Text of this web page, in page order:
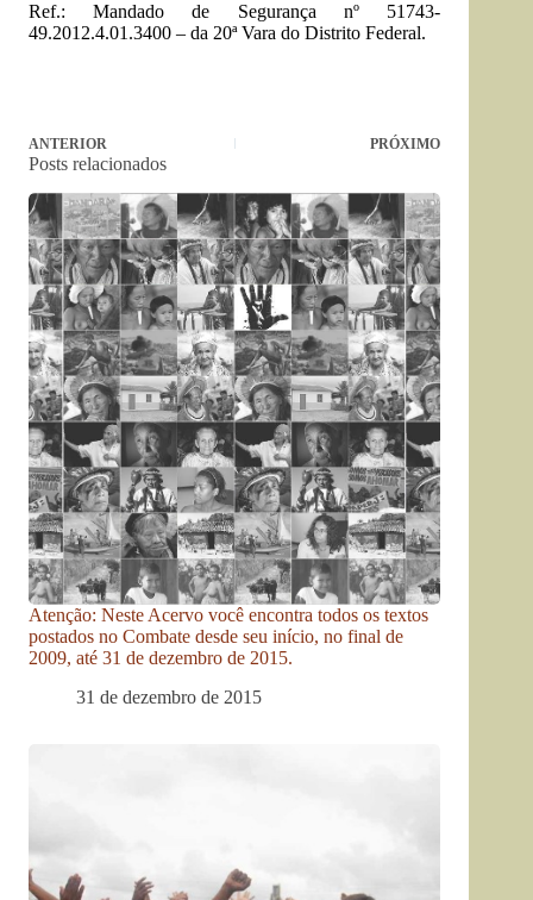
Ref.: Mandado de Segurança nº 51743-
49.2012.4.01.3400 – da 20ª Vara do Distrito Federal.
ANTERIOR PRÓXIMO
Posts relacionados
Atenção: Neste Acervo você encontra todos os textos
postados no Combate desde seu início, no final de
2009, até 31 de dezembro de 2015.
31 de dezembro de 2015